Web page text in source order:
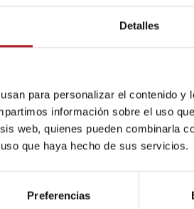
Detalles
para personalizar el contenido
información sobre el uso
web, quienes pueden combinarla
que haya hecho de sus servicios.
Preferencias
a los aficionados. Es el
de la Universidad San
equipo ciclista profesional
horas y concluirá sobre las
ciclistas más importantes del
las nuevas tecnologías han
en comunicación corporativa.